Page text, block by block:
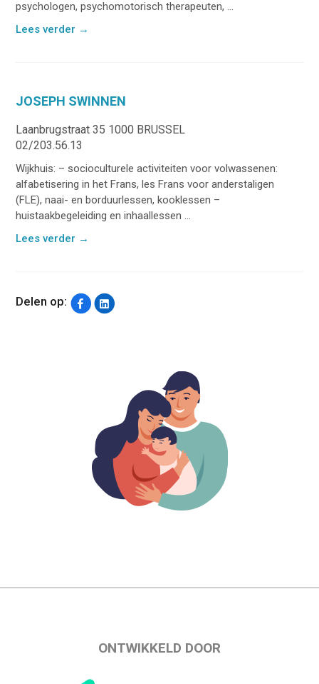
psychologen, psychomotorisch therapeuten, ...
Lees verder →
JOSEPH SWINNEN
Laanbrugstraat 35 1000 BRUSSEL
02/203.56.13
Wijkhuis: – socioculturele activiteiten voor volwassenen:
alfabetisering in het Frans, les Frans voor anderstaligen
(FLE), naai- en borduurlessen, kooklessen –
huistaakbegeleiding en inhaallessen ...
Lees verder →
Delen op:
ONTWIKKELD DOOR